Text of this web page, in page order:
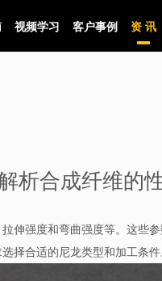
视频学习 客户事例 资 讯
析合成纤维的
伸强度和弯曲强度等。这些
择合适的尼龙类型和加工条